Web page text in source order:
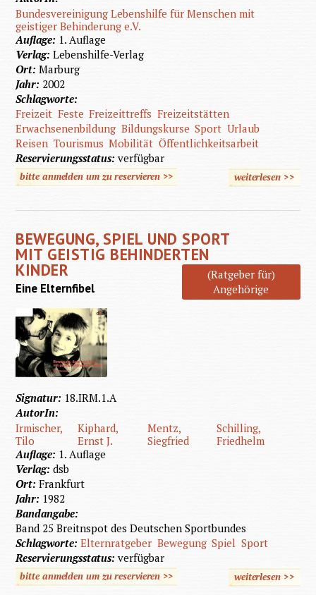
Bundesvereinigung Lebenshilfe für Menschen mit
geistiger Behinderung e.V.
Auflage: 1. Auflage
Verlag:Lebenshilfe-Verlag
Ort:Marburg
Jahr: 2002
Schlagworte:
Freizeit Feste Freizeittreffs Freizeitstätten
Erwachsenenbildung Bildungskurse Sport Urlaub
Reisen Tourismus Mobilität Öffentlichkeitsarbeit
Reservierungsstatus:verfügbar
bitte anmelden um zu reservieren >> weiterlesen>>
BEWEGUNG, SPIEL UND SPORT
MIT GEISTIG BEHINDERTEN
KINDER
(Ratgeber für)
Angehörige
Eine Elternfibel
Signatur: 18.IRM.1.A
AutorIn:
Irmischer,
Tilo
Kiphard,
Ernst J.
Mentz,
Siegfried
Schilling,
Friedhelm
Auflage: 1. Auflage
Verlag:dsb
Ort:Frankfurt
Jahr: 1982
Bandangabe:
Band 25 Breitnspot des Deutschen Sportbundes
Schlagworte:Elternratgeber Bewegung Spiel Sport
Reservierungsstatus:verfügbar
bitte anmelden um zu reservieren >> weiterlesen>>